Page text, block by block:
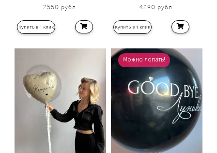
2550 рубл.
Купить в 1 клик
4290 рубл.
Купить в 1 клик
Можно лопать!